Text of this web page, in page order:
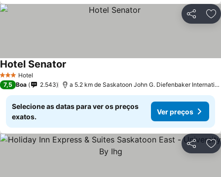
Partilhar
3 EstrelasHotel
Hotel Senator
7,5 Boa 2.543 a 5.2 km de Saskatoon John G. Diefenbaker International Airport
Selecione as datas para ver os preços
exatos.
Ver preços
Partilhar